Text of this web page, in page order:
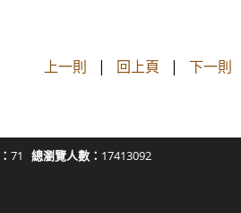
上一則 | 回上頁 | 下一則
71 總瀏覽人數： 17413092